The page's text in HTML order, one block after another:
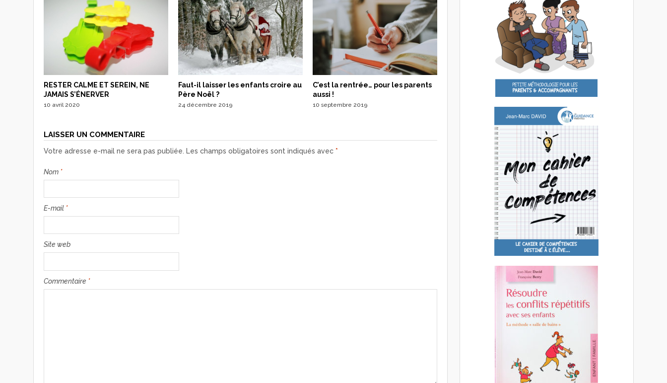
RESTER CALME ET SEREIN, NE
JAMAIS S’ÉNERVER
10 avril 2020
Faut-il laisser les enfants croire au
Père Noël ?
24 décembre 2019
C’est la rentrée… pour les parents
aussi !
10 septembre 2019
LAISSER UN COMMENTAIRE
Votre adresse e-mail ne sera pas publiée. Les champs obligatoires sont indiqués avec*
Nom *
E-mail *
Site web
Commentaire *